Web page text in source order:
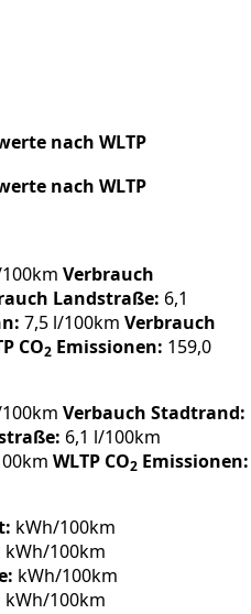
nach WLTP
nach WLTP
Verbrauch
Landstraße: 6,1
7,5 l/100km Verbrauch
CO2 Emissionen: 159,0
Verbauch Stadtrand:
6,1 l/100km
WLTP CO2 Emissionen:
kWh/100km
kWh/100km
kWh/100km
kWh/100km